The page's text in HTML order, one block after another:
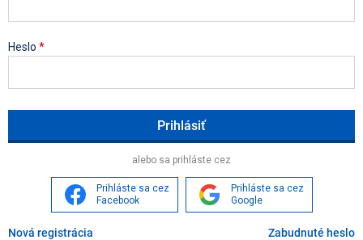
Heslo *
alebo sa prihláste cez
Prihláste sa cez
Facebook
Prihláste sa cez
Google
Nová registrácia Zabudnuté heslo